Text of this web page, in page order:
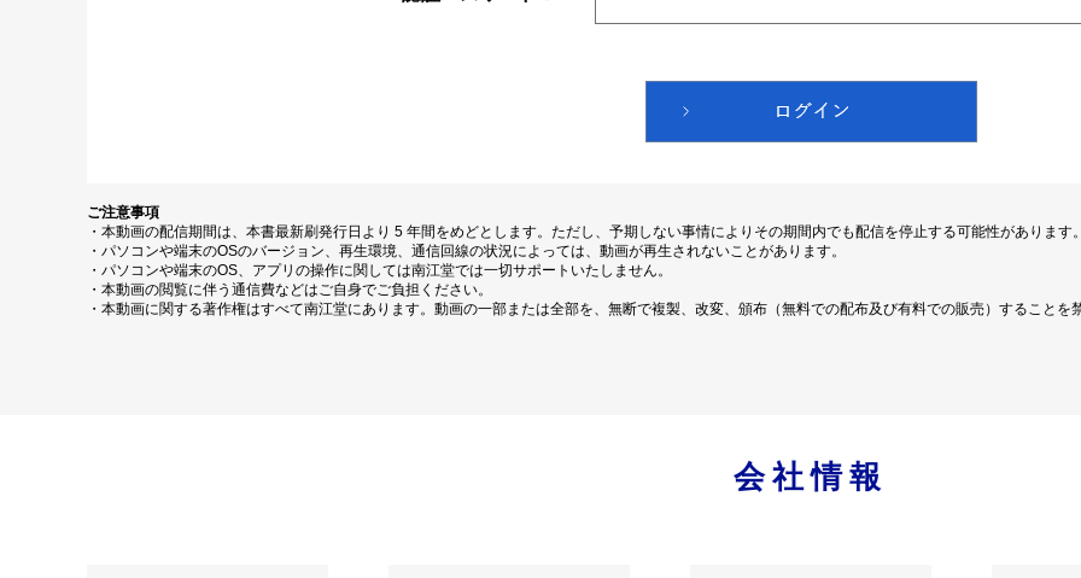
ご注意事項
・本動画の配信期間は、本書最新刷発行日より 5 年間をめどとします。ただし、予期しない事情によりその期間内でも配信を停止する可能性があります
・パソコンや端末のOSのバージョン、再生環境、通信回線の状況によっては、動画が再生されないことがあります。
・パソコンや端末のOS、アプリの操作に関しては南江堂では一切サポートいたしません。
・本動画の閲覧に伴う通信費などはご自身でご負担ください。
・本動画に関する著作権はすべて南江堂にあります。動画の一部または全部を、無断で複製、改変、頒布（無料での配布及び有料での販売）することを
会社情報